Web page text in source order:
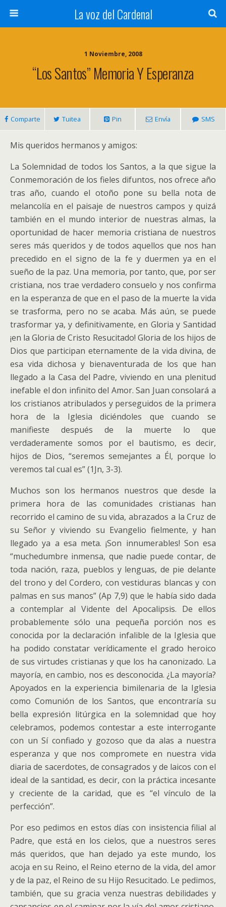
La voz del Cardenal
1 Noviembre, 2008
“Los Santos” Memoria Y Esperanza
Comparte Tuitea Pin Envía SMS
Mis queridos hermanos y amigos:
La Solemnidad de todos los Santos, a la que sigue la
Conmemoración de los fieles difuntos, nos ofrece año
tras año, cuando el otoño pone su bella nota de
melancolía en el paisaje de nuestros campos y quizá
también en el mundo interior de nuestras almas, la
oportunidad de hacer memoria cristiana de nuestros
seres más queridos y de todos aquellos que nos han
precedido en el signo de la fe y duermen ya en el
sueño de la paz. Una memoria, por tanto, que, por ser
cristiana, nos trae verdadero consuelo y nos confirma
en la esperanza de que en el paso de la muerte la vida
se trasforma, pero no se acaba. Más aún, se puede
trasformar ya, y definitivamente, en Gloria y Santidad
¡en la Gloria de Cristo Resucitado! Gloria de los hijos de
Dios que participan eternamente de la vida divina, de
esa vida dichosa y bienaventurada de los que han
llegado a la Casa del Padre, viviendo en una plenitud
inefable el don infinito del Amor. San Juan consolará a
los cristianos atribulados y perseguidos de la primera
hora de la Iglesia diciéndoles que cuando se
manifieste después de la muerte lo que
verdaderamente somos por el bautismo, es decir,
hijos de Dios, “seremos semejantes a Él, porque lo
veremos tal cual es” (1Jn, 3-3).
Muchos son los hermanos nuestros que desde la
primera hora de las comunidades cristianas han
recorrido el camino de su vida, abrazados a la Cruz de
su Señor y viviendo su Evangelio fielmente, y han
llegado ya a esa meta. ¡Son innumerables! Son esa
“muchedumbre inmensa, que nadie puede contar, de
toda nación, raza, pueblos y lenguas, de pie delante
del trono y del Cordero, con vestiduras blancas y con
palmas en sus manos” (Ap 7,9) que le había sido dada
a contemplar al Vidente del Apocalipsis. De ellos
probablemente sólo una pequeña porción nos es
conocida por la declaración infalible de la Iglesia que
ha podido constatar verídicamente el grado heroico
de sus virtudes cristianas y que los ha canonizado. La
mayoría, en cambio, nos es desconocida. ¿La mayoría?
Apoyados en la experiencia bimilenaria de la Iglesia
como Comunión de los Santos, que encontraría su
bella expresión litúrgica en la solemnidad que hoy
celebramos, podemos contestar a este interrogante
con un Sí confiado y gozoso que da alas a nuestra
esperanza y que nos compromete en nuestra vida
diaria de sacerdotes, de consagrados y de laicos con el
ideal de la santidad, es decir, con la práctica incesante
y creciente de la caridad, que es “el vínculo de la
perfección”.
Por eso pedimos en estos días con insistencia filial al
Padre, que está en los cielos, que a nuestros seres
más queridos, que han dejado ya este mundo, los
acoja en su Reino, el Reino eterno de la vida, del amor
y de la paz, el Reino de su Hijo Resucitado. Le pedimos,
también, que su gracia venza nuestras debilidades y